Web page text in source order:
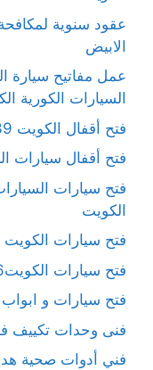
عقود سنوية
الابيض
عمل مفاتيح سيارة
السيارات الكورية
فتح أقفال الكويت 52227339 قريب على موقعي
فتح أقفال سيارات
فتح سيارات
الكويت
فتح سيارات الكويت 66400366 قريب على موقعي
فتح سيارات الكويت66400366
فتح سيارات و
فنى وحدات تكييف
فني أدوات صحية